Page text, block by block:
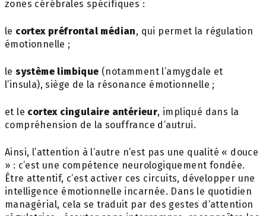
zones cérébrales spécifiques :
le cortex préfrontal médian, qui permet la régulation
émotionnelle ;
lesystème limbique (notamment l’amygdale et
l’insula), siège de la résonance émotionnelle ;
et le cortex cingulaire antérieur, impliqué dans la
compréhension de la souffrance d’autrui.
Ainsi, l’attention à l’autre n’est pas une qualité « douce
» : c’est une compétence neurologiquement fondée.
Être attentif, c’est activer ces circuits, développer une
intelligence émotionnelle incarnée. Dans le quotidien
managérial, cela se traduit par des gestes d’attention